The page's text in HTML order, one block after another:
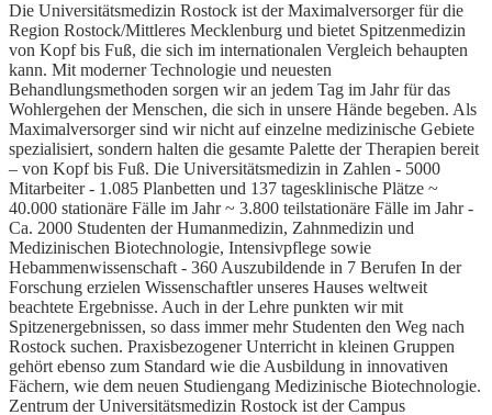
Die Universitätsmedizin Rostock ist der Maximalversorger für die
Region Rostock/Mittleres Mecklenburg und bietet Spitzenmedizin
von Kopf bis Fuß, die sich im internationalen Vergleich behaupten
kann. Mit moderner Technologie und neuesten
Behandlungsmethoden sorgen wir an jedem Tag im Jahr für das
Wohlergehen der Menschen, die sich in unsere Hände begeben. Als
Maximalversorger sind wir nicht auf einzelne medizinische Gebiete
spezialisiert, sondern halten die gesamte Palette der Therapien bereit
– von Kopf bis Fuß. Die Universitätsmedizin in Zahlen - 5000
Mitarbeiter - 1.085 Planbetten und 137 tagesklinische Plätze ~
40.000 stationäre Fälle im Jahr ~ 3.800 teilstationäre Fälle im Jahr -
Ca. 2000 Studenten der Humanmedizin, Zahnmedizin und
Medizinischen Biotechnologie, Intensivpflege sowie
Hebammenwissenschaft - 360 Auszubildende in 7 Berufen In der
Forschung erzielen Wissenschaftler unseres Hauses weltweit
beachtete Ergebnisse. Auch in der Lehre punkten wir mit
Spitzenergebnissen, so dass immer mehr Studenten den Weg nach
Rostock suchen. Praxisbezogener Unterricht in kleinen Gruppen
gehört ebenso zum Standard wie die Ausbildung in innovativen
Fächern, wie dem neuen Studiengang Medizinische Biotechnologie.
Zentrum der Universitätsmedizin Rostock ist der Campus